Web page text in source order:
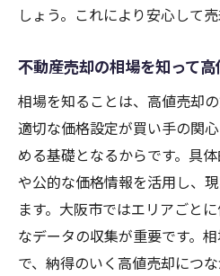
しょう。これにより安心して売
不動産売却の相場を知って
相場を知ることは、高値売却
適切な価格設定が買い手の関
める基礎となるからです。具
や公的な価格情報を活用し、
ます。大阪市ではエリアごと
なデータの収集が重要です。
で、納得のいく高値売却につな